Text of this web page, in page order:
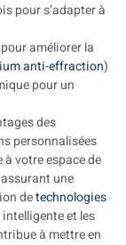
pour s’adapter à
améliorer la
anti-effraction)
pour un
des
personnalisées
votre espace de
une
detechnologies
et les
à mettre en